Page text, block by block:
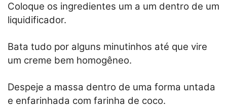
Coloque os ingredientes um a um dentro de um
liquidificador.
Bata tudo por alguns minutinhos até que vire
um creme bem homogêneo.
Despeje a massa dentro de uma forma untada
e enfarinhada com farinha de coco.